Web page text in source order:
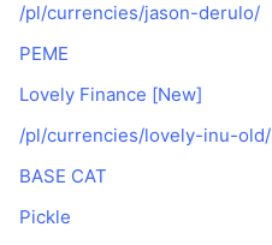
Kalendarz ICO
/pl/currencies/jason-derulo/
PEME
Lovely Finance [New]
/pl/currencies/lovely-inu-old/
BASE CAT
Pickle